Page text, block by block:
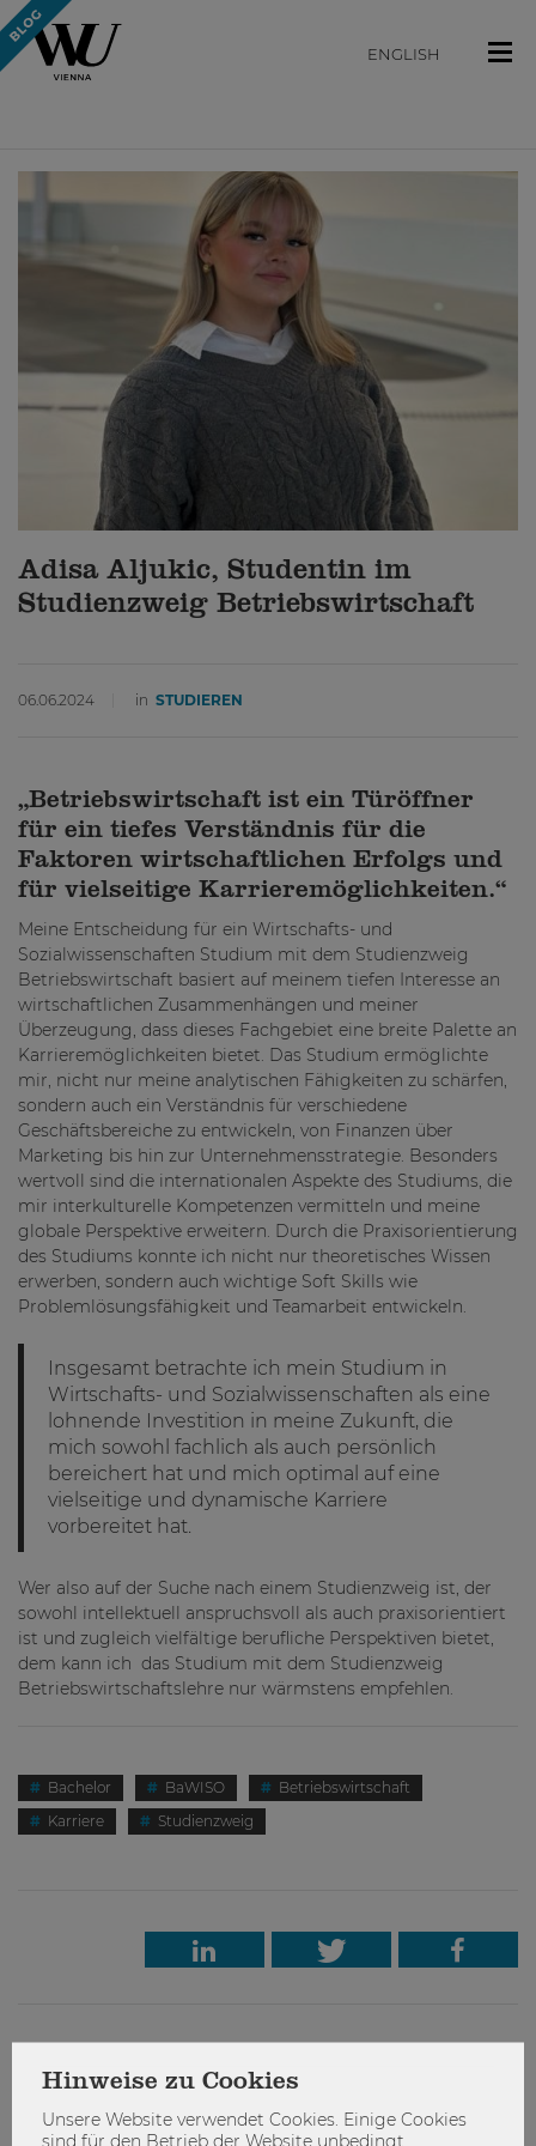
ENGLISH
Adisa Aljukic, Studentin im
Studienzweig Betriebswirtschaft
06.06.2024 in STUDIEREN
„Betriebswirtschaft ist ein Türöffner
für ein tiefes Verständnis für die
Faktoren wirtschaftlichen Erfolgs und
für vielseitige Karrieremöglichkeiten.“
Meine Entscheidung für ein Wirtschafts- und
Sozialwissenschaften Studium mit dem Studienzweig
Betriebswirtschaft basiert auf meinem tiefen Interesse an
wirtschaftlichen Zusammenhängen und meiner
Überzeugung, dass dieses Fachgebiet eine breite Palette an
Karrieremöglichkeiten bietet. Das Studium ermöglichte
mir, nicht nur meine analytischen Fähigkeiten zu schärfen,
sondern auch ein Verständnis für verschiedene
Geschäftsbereiche zu entwickeln, von Finanzen über
Marketing bis hin zur Unternehmensstrategie. Besonders
wertvoll sind die internationalen Aspekte des Studiums, die
mir interkulturelle Kompetenzen vermitteln und meine
globale Perspektive erweitern. Durch die Praxisorientierung
des Studiums konnte ich nicht nur theoretisches Wissen
erwerben, sondern auch wichtige Soft Skills wie
Problemlösungsfähigkeit und Teamarbeit entwickeln.
Insgesamt betrachte ich mein Studium in
Wirtschafts- und Sozialwissenschaften als eine
lohnende Investition in meine Zukunft, die
mich sowohl fachlich als auch persönlich
bereichert hat und mich optimal auf eine
vielseitige und dynamische Karriere
vorbereitet hat.
Wer also auf der Suche nach einem Studienzweig ist, der
sowohl intellektuell anspruchsvoll als auch praxisorientiert
ist und zugleich vielfältige berufliche Perspektiven bietet,
dem kann ich das Studium mit dem Studienzweig
Betriebswirtschaftslehre nur wärmstens empfehlen.
Bachelor BaWISO
Betriebswirtschaft
Karriere
Studienzweig
admin
Hinweise zu Cookies
Unsere Website verwendet Cookies. Einige Cookies
sind für den Betrieb der Website unbedingt